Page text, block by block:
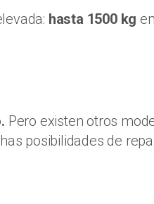
hasta 1500 kg
Pero existen otros
posibilidades de